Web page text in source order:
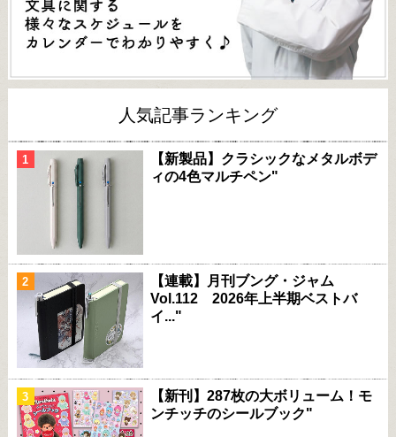
人気記事ランキング
【新製品】クラシックなメタルボデ
ィの4色マルチペン"
【連載】月刊ブング・ジャム
Vol.112 2026年上半期ベストバ
イ..."
【新刊】287枚の大ボリューム！モ
ンチッチのシールブック"